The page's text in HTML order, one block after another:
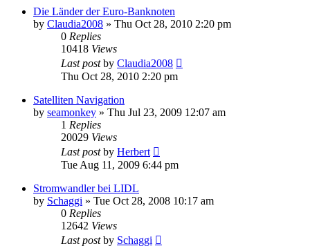
Die Länder der Euro-Banknoten
by Claudia2008 » Thu Oct 28, 2010 2:20 pm
0 Replies
10418 Views
Last postby Claudia2008
Thu Oct 28, 2010 2:20 pm
Satelliten Navigation
by seamonkey » Thu Jul 23, 2009 12:07 am
1 Replies
20029 Views
Last postby Herbert
Tue Aug 11, 2009 6:44 pm
Stromwandler bei LIDL
by Schaggi » Tue Oct 28, 2008 10:17 am
0 Replies
12642 Views
Last postby Schaggi